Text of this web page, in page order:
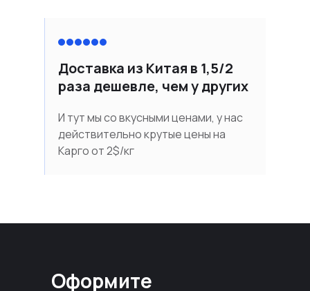
Доставка из Китая в 1,5/2
раза дешевле, чем у других
И тут мы со вкусными ценами, у нас
действительно крутые цены на
Карго от 2$/кг
Оформите